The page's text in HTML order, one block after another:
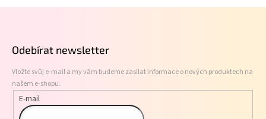
Odebírat newsletter
Vložte svůj e-mail a my vám budeme zasílat informace o nových produktech na
našem e-shopu.
E-mail